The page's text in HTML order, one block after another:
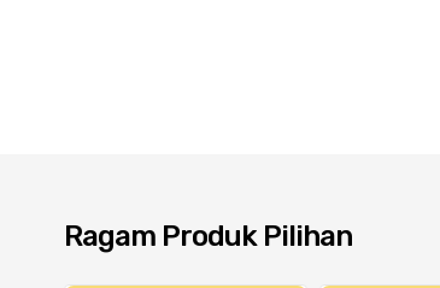
Ragam Produk Pilihan